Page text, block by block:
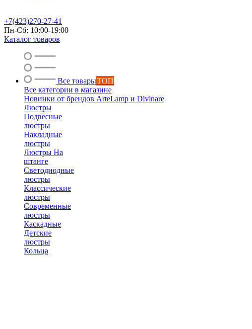
+7(423)270-27-41
Пн-Сб: 10:00-19:00
Каталог товаров
Все товарыТОП
Все категории в магазине
Новинки от брендов ArteLamp и Divinare
Люстры
Подвесные
люстры
Накладные
люстры
Люстры На
штанге
Светодиодные
люстры
Классические
люстры
Современные
люстры
Каскадные
Детские
люстры
Кольца